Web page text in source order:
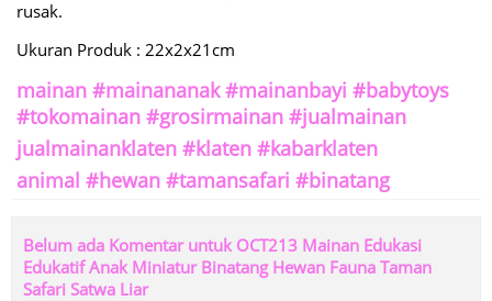
rusak.
Ukuran Produk : 22x2x21cm
mainan #mainananak #mainanbayi #babytoys
#tokomainan #grosirmainan #jualmainan
jualmainanklaten #klaten #kabarklaten
animal #hewan #tamansafari #binatang
Belum ada Komentar untuk OCT213 Mainan Edukasi
Edukatif Anak Miniatur Binatang Hewan Fauna Taman
Safari Satwa Liar